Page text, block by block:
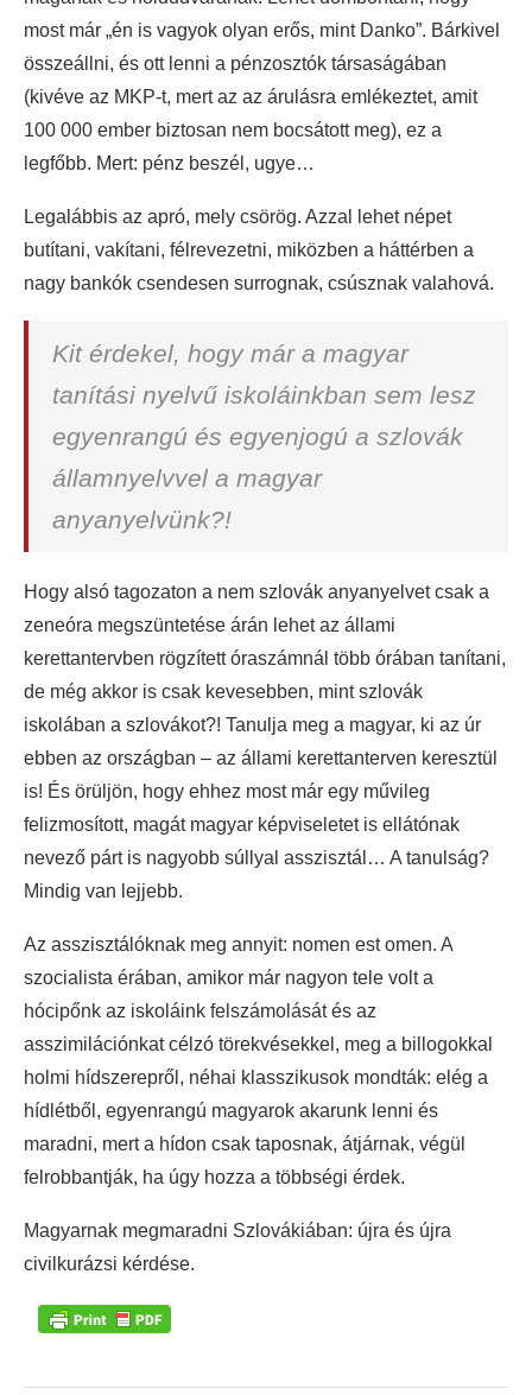
most már „én is vagyok olyan erős, mint Danko”. Bárkivel
összeállni, és ott lenni a pénzosztók társaságában
(kivéve az MKP-t, mert az az árulásra emlékeztet, amit
100 000 ember biztosan nem bocsátott meg), ez a
legfőbb. Mert: pénz beszél, ugye…
Legalábbis az apró, mely csörög. Azzal lehet népet
butítani, vakítani, félrevezetni, miközben a háttérben a
nagy bankók csendesen surrognak, csúsznak valahová.
Kit érdekel, hogy már a magyar
tanítási nyelvű iskoláinkban sem lesz
egyenrangú és egyenjogú a szlovák
államnyelvvel a magyar
anyanyelvünk?!
Hogy alsó tagozaton a nem szlovák anyanyelvet csak a
zeneóra megszüntetése árán lehet az állami
kerettantervben rögzített óraszámnál több órában tanítani,
de még akkor is csak kevesebben, mint szlovák
iskolában a szlovákot?! Tanulja meg a magyar, ki az úr
ebben az országban – az állami kerettanterven keresztül
is! És örüljön, hogy ehhez most már egy művileg
felizmosított, magát magyar képviseletet is ellátónak
nevező párt is nagyobb súllyal asszisztál… A tanulság?
Mindig van lejjebb.
Az asszisztálóknak meg annyit: nomen est omen. A
szocialista érában, amikor már nagyon tele volt a
hócipőnk az iskoláink felszámolását és az
asszimilációnkat célzó törekvésekkel, meg a billogokkal
holmi hídszerepről, néhai klasszikusok mondták: elég a
hídlétből, egyenrangú magyarok akarunk lenni és
maradni, mert a hídon csak taposnak, átjárnak, végül
felrobbantják, ha úgy hozza a többségi érdek.
Magyarnak megmaradni Szlovákiában: újra és újra
civilkurázsi kérdése.